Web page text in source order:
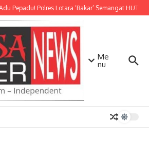
Pepadu! Polres Lotara ‘Bakar’ Semangat HUT
Me
nu